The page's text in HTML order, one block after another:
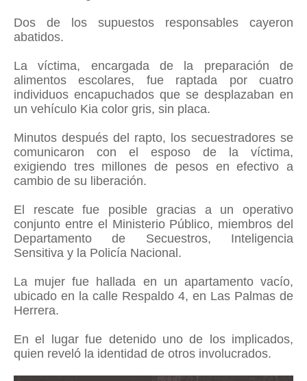
Dos de los supuestos responsables cayeron
abatidos.
La víctima, encargada de la preparación de
alimentos escolares, fue raptada por cuatro
individuos encapuchados que se desplazaban en
un vehículo Kia color gris, sin placa.
Minutos después del rapto, los secuestradores se
comunicaron con el esposo de la víctima,
exigiendo tres millones de pesos en efectivo a
cambio de su liberación.
El rescate fue posible gracias a un operativo
conjunto entre el Ministerio Público, miembros del
Departamento de Secuestros, Inteligencia
Sensitiva y la Policía Nacional.
La mujer fue hallada en un apartamento vacío,
ubicado en la calle Respaldo 4, en Las Palmas de
Herrera.
En el lugar fue detenido uno de los implicados,
quien reveló la identidad de otros involucrados.